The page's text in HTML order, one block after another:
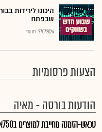
היכונו לירידות
שבפתח
27.07.2026 רם מורי
הצעות פרסומיות
הודעות בורסה - מאיה
טכאש-הזמנה מחייבת למוצרים ב750א'$ מסימנס,הערכות מקדמיות...